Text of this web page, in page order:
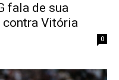
fala de sua
Vitória
0